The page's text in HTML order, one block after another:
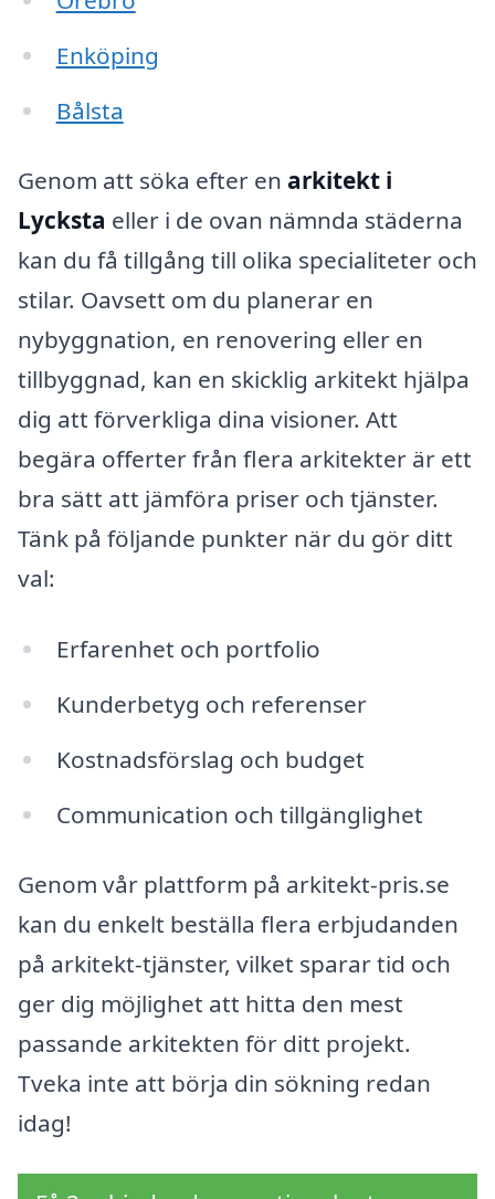
Enköping
Bålsta
Genom att söka efter en arkitekt i
Lycksta eller i de ovan nämnda städerna
kan du få tillgång till olika specialiteter och
stilar. Oavsett om du planerar en
nybyggnation, en renovering eller en
tillbyggnad, kan en skicklig arkitekt hjälpa
dig att förverkliga dina visioner. Att
begära offerter från flera arkitekter är ett
bra sätt att jämföra priser och tjänster.
Tänk på följande punkter när du gör ditt
val:
Erfarenhet och portfolio
Kunderbetyg och referenser
Kostnadsförslag och budget
Communication och tillgänglighet
Genom vår plattform på arkitekt-pris.se
kan du enkelt beställa flera erbjudanden
på arkitekt-tjänster, vilket sparar tid och
ger dig möjlighet att hitta den mest
passande arkitekten för ditt projekt.
Tveka inte att börja din sökning redan
idag!